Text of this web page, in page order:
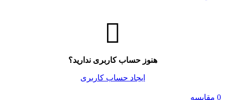
هنوز حساب کاربری ندارید؟
ایجاد حساب کاربری
0 مقایسه